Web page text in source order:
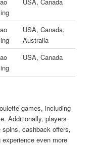
USA, Canada,
Australia
USA, Canada
games, including
Additionally, players
cashback offers,
even more